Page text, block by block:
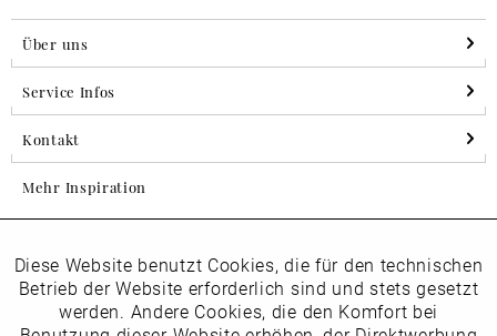
Über uns
Service Infos
Kontakt
Mehr Inspiration
Folgen Sie uns auf Instagram
horsch_schuhe
Funktionale Aktiv
Diese Website benutzt Cookies, die für den technischen
Betrieb der Website erforderlich sind und stets gesetzt
werden. Andere Cookies, die den Komfort bei